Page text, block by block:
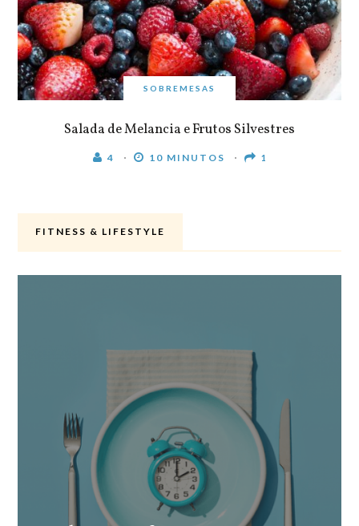
SOBREMESAS
Salada de Melancia e Frutos Silvestres
4 10 MINUTOS 1
FITNESS & LIFESTYLE